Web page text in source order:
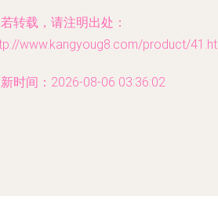
转载，请注明出处：
www.kangyoug8.com/product/
时间：2026-08-06 03:36:02